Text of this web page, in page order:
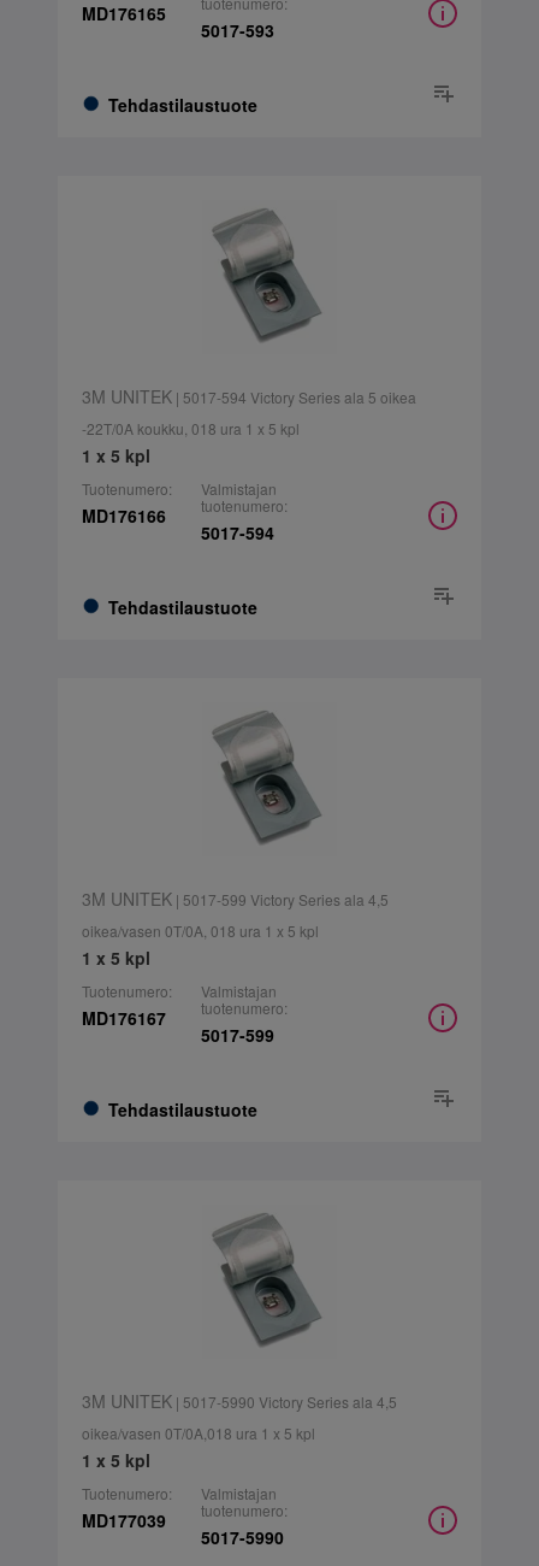
MD176165
Tehdastilaustuote
5017-593
3M UNITEK| 5017-594 Victory Series ala 5 oikea
-22T/0A koukku, 018 ura 1 x 5 kpl
1 x 5 kpl
Tuotenumero:
MD176166
Tehdastilaustuote
Valmistajan
tuotenumero:
5017-594
3M UNITEK| 5017-599 Victory Series ala 4,5
oikea/vasen 0T/0A, 018 ura 1 x 5 kpl
1 x 5 kpl
Tuotenumero:
MD176167
Tehdastilaustuote
Valmistajan
tuotenumero:
5017-599
3M UNITEK| 5017-5990 Victory Series ala 4,5
oikea/vasen 0T/0A,018 ura 1 x 5 kpl
1 x 5 kpl
Tuotenumero:
MD177039
Valmistajan
tuotenumero:
5017-5990